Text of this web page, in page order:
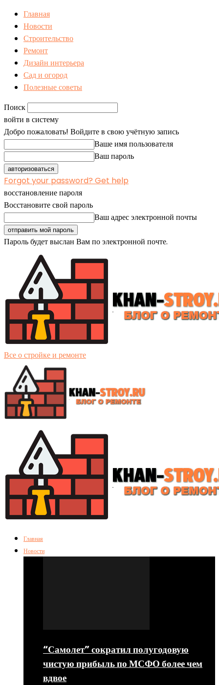
Главная
Новости
Строительство
Ремонт
Дизайн интерьера
Сад и огород
Полезные советы
Поиск
войти в систему
Добро пожаловать! Войдите в свою учётную запись
Ваше имя пользователя
Ваш пароль
Forgot your password? Get help
восстановление пароля
Восстановите свой пароль
Ваш адрес электронной почты
Пароль будет выслан Вам по электронной почте.
Все о стройке и ремонте
Главная
Новости
“Самолет” сократил полугодовую
чистую прибыль по МСФО более чем
вдвое